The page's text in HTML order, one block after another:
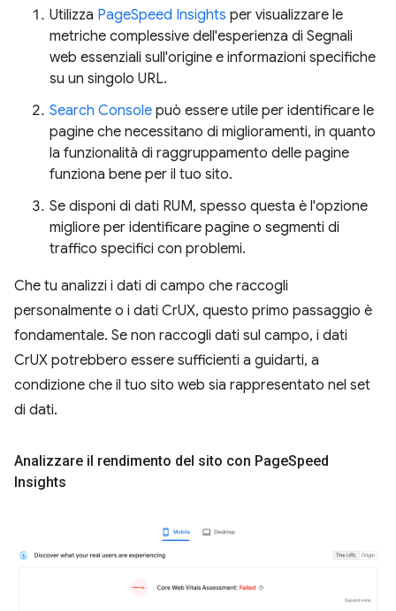
Utilizza PageSpeed Insights per visualizzare le
metriche complessive dell'esperienza di Segnali
web essenziali sull'origine e informazioni specifiche
su un singolo URL.
Search Console può essere utile per identificare le
pagine che necessitano di miglioramenti, in quanto
la funzionalità di raggruppamento delle pagine
funziona bene per il tuo sito.
Se disponi di dati RUM, spesso questa è l'opzione
migliore per identificare pagine o segmenti di
traffico specifici con problemi.
Che tu analizzi i dati di campo che raccogli
personalmente o i dati CrUX, questo primo passaggio è
fondamentale. Se non raccogli dati sul campo, i dati
CrUX potrebbero essere sufficienti a guidarti, a
condizione che il tuo sito web sia rappresentato nel set
di dati.
Analizzare il rendimento del sito con PageSpeed
Insights